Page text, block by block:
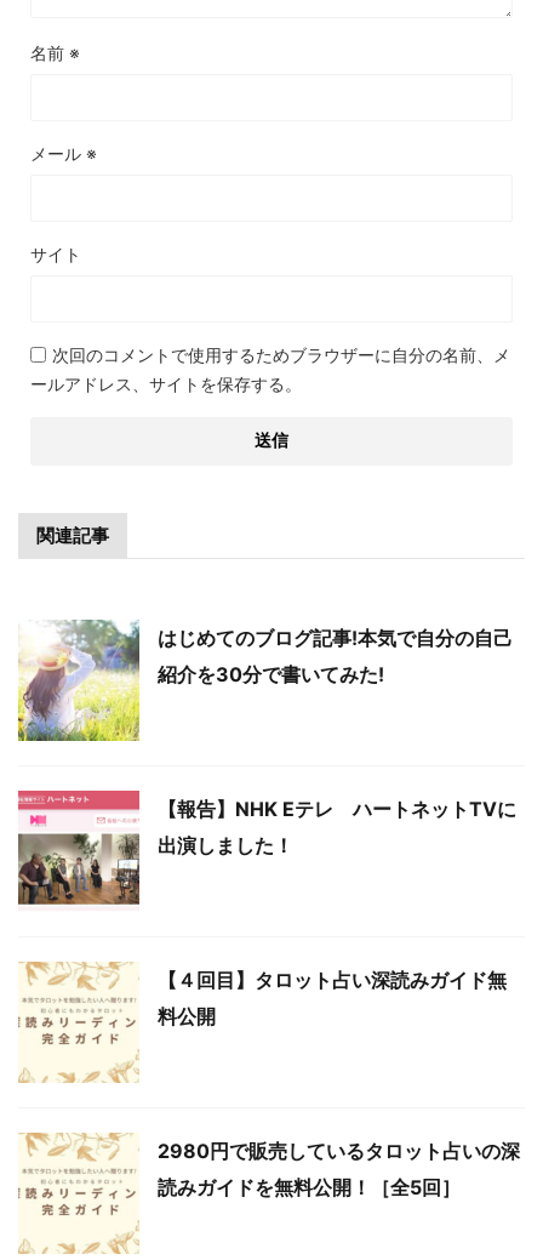
名前 ※
メール ※
サイト
次回のコメントで使用するためブラウザーに自分の名前、メ
ールアドレス、サイトを保存する。
関連記事
はじめてのブログ記事!本気で自分の自己
紹介を30分で書いてみた!
【報告】NHK Eテレ ハートネットTVに
出演しました！
【４回目】タロット占い深読みガイド無
料公開
2980円で販売しているタロット占いの深
読みガイドを無料公開！［全5回］